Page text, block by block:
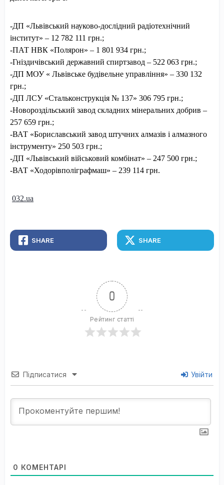
-ДП «Львівський науково-дослідний радіотехнічний
інститут» – 12 782 111 грн.;
-ПАТ НВК «Полярон» – 1 801 934 грн.;
-Гніздичівський державний спиртзавод – 522 063 грн.;
-ДП МОУ « Львівське будівельне управління» – 330 132
грн.;
-ДП ЛСУ «Стальконструкція № 137» 306 795 грн.;
-Новороздільський завод складних мінеральних добрив –
257 659 грн.;
-ВАТ «Бориславський завод штучних алмазів і алмазного
інструменту» 250 503 грн.;
-ДП «Львівський військовий комбінат» – 247 500 грн.;
-ВАТ «Ходорівполіграфмаш» – 239 114 грн.
032.ua
SHARE SHARE
0
Рейтинг статті
Підписатися Увійти
0 КОМЕНТАРІ